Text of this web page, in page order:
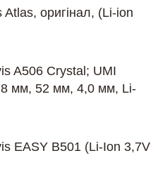
оригінал, (Li-ion
A506 Crystal; UMI
мм, 52 мм, 4,0 мм, Li-
EASY B501 (Li-Ion 3,7V